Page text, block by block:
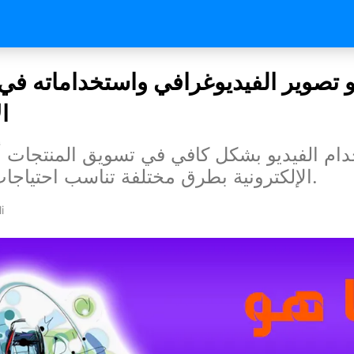
تصوير الفيديوغرافي واستخداماته
الفيديو بشكل كافي في تسويق المنتجات
الإلكترونية بطرق مختلفة تناسب احتياجات الشركات.